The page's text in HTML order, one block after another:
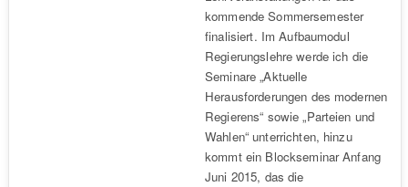
kommende Sommersemester
finalisiert. Im Aufbaumodul
Regierungslehre werde ich die
Seminare „Aktuelle
Herausforderungen des modernen
Regierens“ sowie „Parteien und
Wahlen“ unterrichten, hinzu
kommt ein Blockseminar Anfang
Juni 2015, das die